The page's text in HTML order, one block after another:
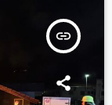
insert_link